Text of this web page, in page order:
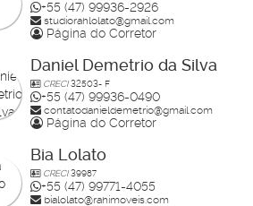
+55 (47) 99936-2926
studiorahlolato@gmail.com
Página do Corretor
Daniel Demetrio da Silva
CRECI32503- F
+55 (47) 99936-0490
contatodanieldemetrio@gmail.com
Página do Corretor
Bia Lolato
CRECI39987
+55 (47) 99771-4055
bialolato@rahimoveis.com